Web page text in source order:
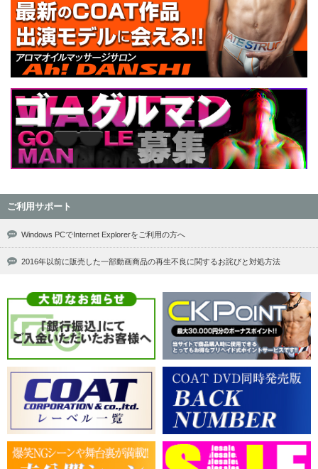
ご利用サポート
Windows PCでInternet Explorerをご利用の方へ
2016年以前に販売した一部動画商品の再生不良に関するお詫びと対処方法